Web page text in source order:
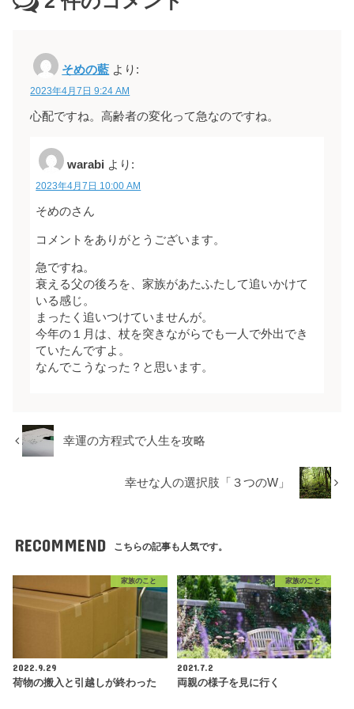
そめの藍 より:
2023年4月7日 9:24 AM
心配ですね。高齢者の変化って急なのですね。
warabi より:
2023年4月7日 10:00 AM
そめのさん
コメントをありがとうございます。
急ですね。
衰える父の後ろを、家族があたふたして追いかけて
いる感じ。
まったく追いつけていませんが。
今年の１月は、杖を突きながらでも一人で外出でき
ていたんですよ。
なんでこうなった？と思います。
幸運の方程式で人生を攻略
幸せな人の選択肢「３つのW」
RECOMMEND こちらの記事も人気です。
家族のこと
2022.9.29
荷物の搬入と引越しが終わった
家族のこと
2021.7.2
両親の様子を見に行く